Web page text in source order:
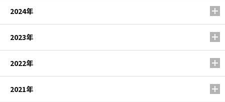
2024年
2023年
2022年
2021年